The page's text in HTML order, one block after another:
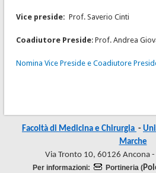
Vice preside: Prof. Saverio Cinti
Coadiutore Preside: Prof. Andrea
Nomina Vice Preside e Coadiutore
Facoltà di Medicina e Chirurgia -
Marche
Via Tronto 10, 60126 Ancona
Per informazioni: Portineria (